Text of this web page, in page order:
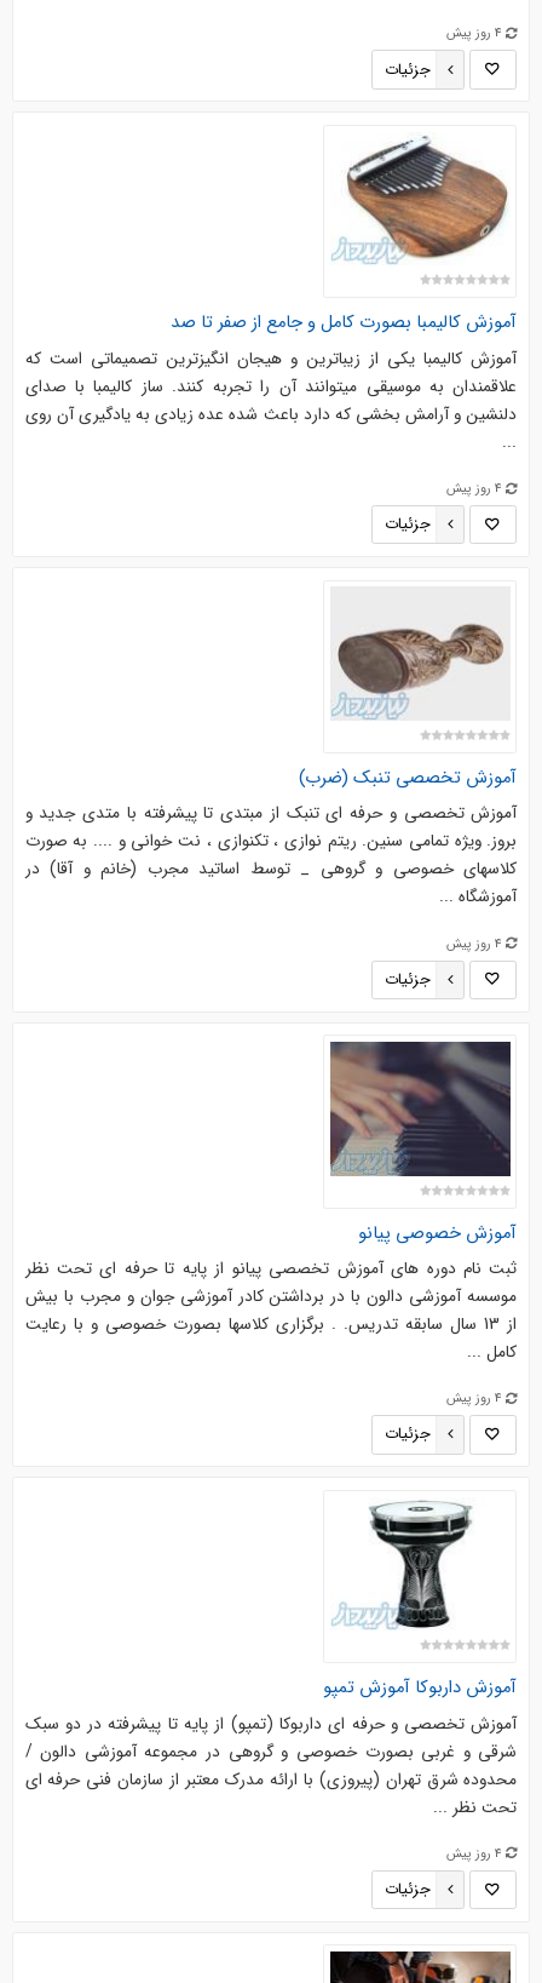
4 روز پیش
جزئیات
آموزش کالیمبا بصورت کامل و جامع از صفر تا صد
آموزش کالیمبا یکی از زیباترین و هیجان انگیزترین تصمیماتی است که
علاقمندان به موسیقی میتوانند آن را تجربه کنند. ساز کالیمبا با صدای
دلنشین و آرامش بخشی که دارد باعث شده عده زیادی به یادگیری آن روی
...
4 روز پیش
جزئیات
آموزش تخصصی تنبک (ضرب)
آموزش تخصصی و حرفه ای تنبک از مبتدی تا پیشرفته با متدی جدید و
بروز. ویژه تمامی سنین. ریتم نوازی ، تکنوازی ، نت خوانی و .... به صورت
کلاسهای خصوصی و گروهی _ توسط اساتید مجرب (خانم و آقا) در
آموزشگاه ...
4 روز پیش
جزئیات
آموزش خصوصی پیانو
ثبت نام دوره های آموزش تخصصی پیانو از پایه تا حرفه ای تحت نظر
موسسه آموزشی دالون با در برداشتن کادر آموزشی جوان و مجرب با بیش
از 13 سال سابقه تدریس. . برگزاری کلاسها بصورت خصوصی و با رعایت
کامل ...
4 روز پیش
جزئیات
آموزش داربوکا آموزش تمپو
آموزش تخصصی و حرفه ای داربوکا (تمپو) از پایه تا پیشرفته در دو سبک
شرقی و غربی بصورت خصوصی و گروهی در مجموعه آموزشی دالون /
محدوده شرق تهران (پیروزی) با ارائه مدرک معتبر از سازمان فنی حرفه ای
تحت نظر ...
4 روز پیش
جزئیات